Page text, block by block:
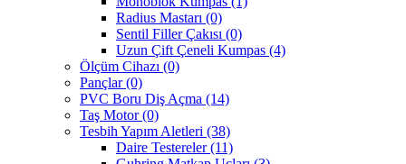
Radius Mastarı (0)
Sentil Filler Çakısı (0)
Uzun Çift Çeneli Kumpas (4)
Ölçüm Cihazı (0)
Pançlar(0)
PVC Boru Diş Açma (14)
Taş Motor(0)
Tesbih Yapım Aletleri (38)
Daire Testereler(11)